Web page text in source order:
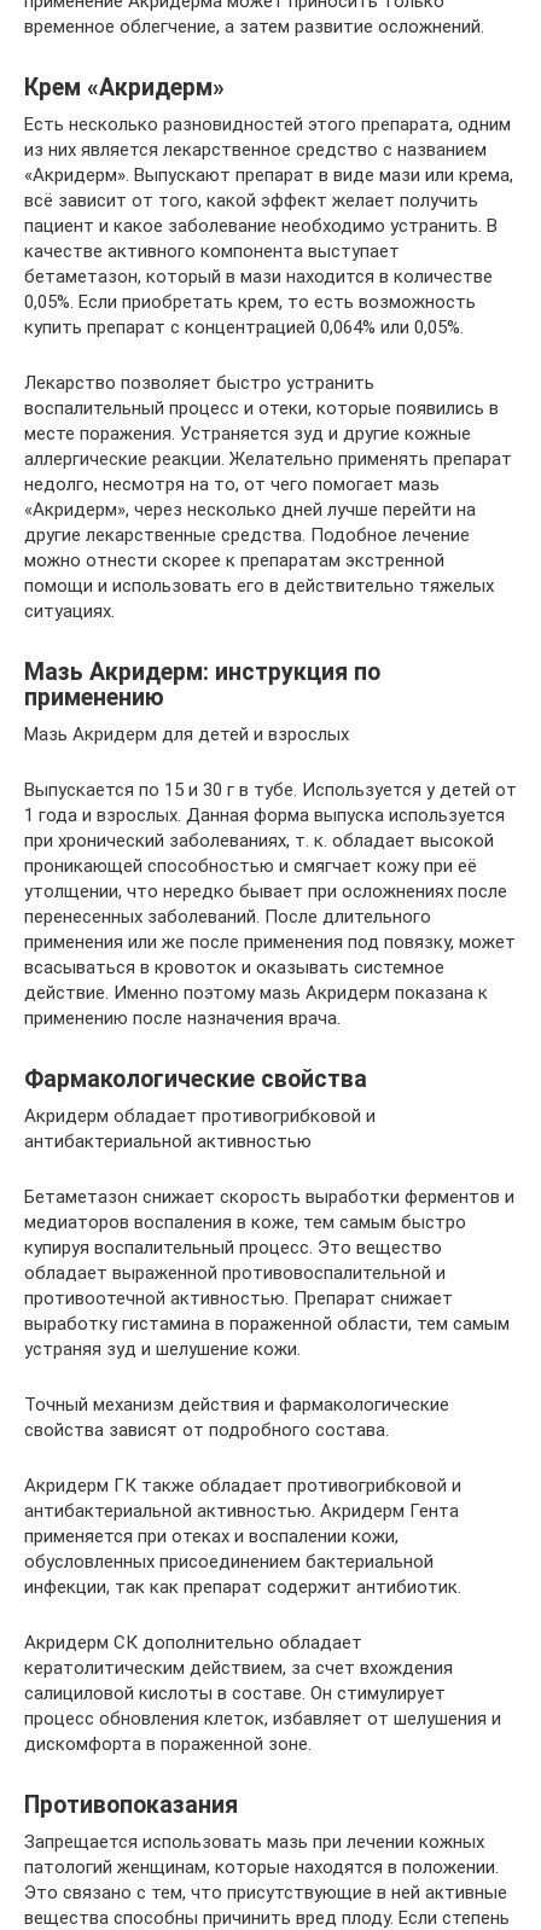
временное облегчение, а затем развитие осложнений.
Крем «Акридерм»
Есть несколько разновидностей этого препарата, одним
из них является лекарственное средство с названием
«Акридерм». Выпускают препарат в виде мази или крема,
всё зависит от того, какой эффект желает получить
пациент и какое заболевание необходимо устранить. В
качестве активного компонента выступает
бетаметазон, который в мази находится в количестве
0,05%. Если приобретать крем, то есть возможность
купить препарат с концентрацией 0,064% или 0,05%.
Лекарство позволяет быстро устранить
воспалительный процесс и отеки, которые появились в
месте поражения. Устраняется зуд и другие кожные
аллергические реакции. Желательно применять препарат
недолго, несмотря на то, от чего помогает мазь
«Акридерм», через несколько дней лучше перейти на
другие лекарственные средства. Подобное лечение
можно отнести скорее к препаратам экстренной
помощи и использовать его в действительно тяжелых
ситуациях.
Мазь Акридерм: инструкция по
применению
Мазь Акридерм для детей и взрослых
Выпускается по 15 и 30 г в тубе. Используется у детей от
1 года и взрослых. Данная форма выпуска используется
при хронический заболеваниях, т. к. обладает высокой
проникающей способностью и смягчает кожу при её
утолщении, что нередко бывает при осложнениях после
перенесенных заболеваний. После длительного
применения или же после применения под повязку, может
всасываться в кровоток и оказывать системное
действие. Именно поэтому мазь Акридерм показана к
применению после назначения врача.
Фармакологические свойства
Акридерм обладает противогрибковой и
антибактериальной активностью
Бетаметазон снижает скорость выработки ферментов и
медиаторов воспаления в коже, тем самым быстро
купируя воспалительный процесс. Это вещество
обладает выраженной противовоспалительной и
противоотечной активностью. Препарат снижает
выработку гистамина в пораженной области, тем самым
устраняя зуд и шелушение кожи.
Точный механизм действия и фармакологические
свойства зависят от подробного состава.
Акридерм ГК также обладает противогрибковой и
антибактериальной активностью. Акридерм Гента
применяется при отеках и воспалении кожи,
обусловленных присоединением бактериальной
инфекции, так как препарат содержит антибиотик.
Акридерм СК дополнительно обладает
кератолитическим действием, за счет вхождения
салициловой кислоты в составе. Он стимулирует
процесс обновления клеток, избавляет от шелушения и
дискомфорта в пораженной зоне.
Противопоказания
Запрещается использовать мазь при лечении кожных
патологий женщинам, которые находятся в положении.
Это связано с тем, что присутствующие в ней активные
вещества способны причинить вред плоду. Если степень